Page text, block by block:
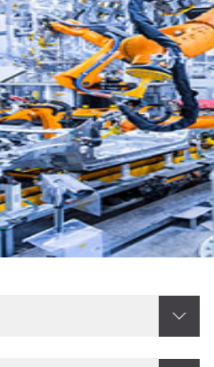
sempre foram de fundamental
da indústria em todos os seus
da Indústria 4.0, essa
Por isso, a KRAH esta preparada
componentes
eletroeletrônicos para o